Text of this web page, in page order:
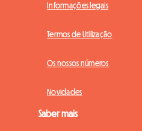
Informações legais
Termos de Utilização
Os nossos números
Novidades
Saber mais